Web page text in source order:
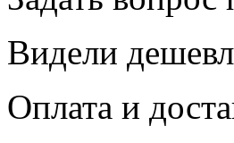
Видели
Оплата и